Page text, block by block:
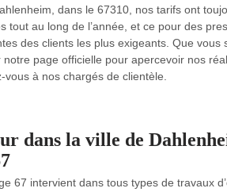
dans le 67310, nos tarifs ont
tout au long de l’année, et ce pour des
des clients les plus exigeants. Que vous
page officielle pour apercevoir nos
à nos chargés de clientèle.
dans la ville de
67 intervient dans tous types de travaux